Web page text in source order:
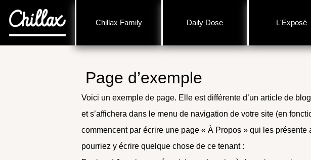
Chillax Family Daily Dose L'Exposé
Page d’exemple
Voici un exemple de page. Elle est différente d’un article de
et s’affichera dans le menu de navigation de votre site (en
commencent par écrire une page « À Propos » qui les
pourriez y écrire quelque chose de ce tenant :